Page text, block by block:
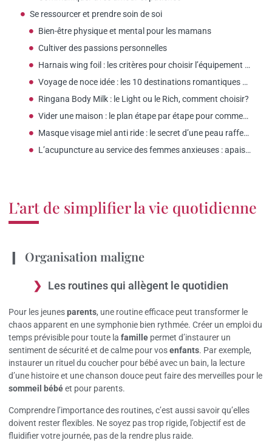
Se ressourcer et prendre soin de soi
Bien-être physique et mental pour les mamans
Cultiver des passions personnelles
Harnais wing foil : les critères pour choisir l’équipement adapté aux femmes
Voyage de noce idée : les 10 destinations romantiques selon votre budget
Ringana Body Milk : le Light ou le Rich, comment choisir?
Vider une maison : le plan étape par étape pour commencer ?
Masque visage miel anti ride : le secret d’une peau raffermie ?
L’acupuncture au service des femmes anxieuses : apaisement et sérénité assurés
L’art de simplifier la vie quotidienne
Organisation maligne
Les routines qui allègent le quotidien
Pour les jeunesparents, une routine efficace peut transformer le
chaos apparent en une symphonie bien rythmée. Créer un emploi du
temps prévisible pour toute la famille permet d’instaurer un
sentiment de sécurité et de calme pour vosenfants. Par exemple,
instaurer un rituel du coucher pour bébé avec un bain, la lecture
d’une histoire et une chanson douce peut faire des merveilles pour le
sommeil bébéet pour parents.
Comprendre l’importance des routines, c’est aussi savoir qu’elles
doivent rester flexibles. Ne soyez pas trop rigide, l’objectif est de
fluidifier votre journée, pas de la rendre plus raide.